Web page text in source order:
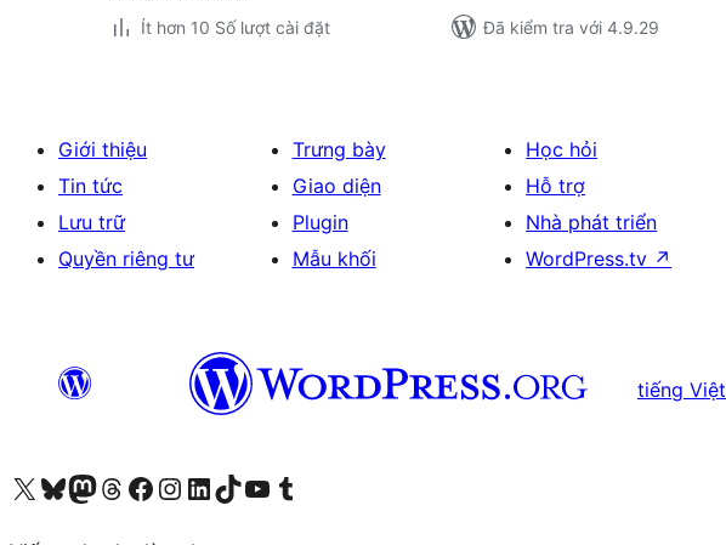
Ít hơn 10 Số lượt cài đặt
Đã kiểm tra với 4.9.29
Giới thiệu
Tin tức
Lưu trữ
Quyền riêng tư
Trưng bày
Giao diện
Plugin
Mẫu khối
Học hỏi
Hỗ trợ
Nhà phát triển
WordPress.tv ↗
tiếng Việt
Truy cập tài khoản X (trước đây là Twitter) của chúng tôiVisit our Bluesky account
Visit our Mastodon account
Visit our Threads account
Xem trang Facebook của chúng tôiTruy cập tài khoản Instagram của chúng tôiTruy cập tài khoản LinkedIn của chúng tôiVisit our TikTok account
Truy cập kênh YouTube của chúng tôi Visit our Tumblr account